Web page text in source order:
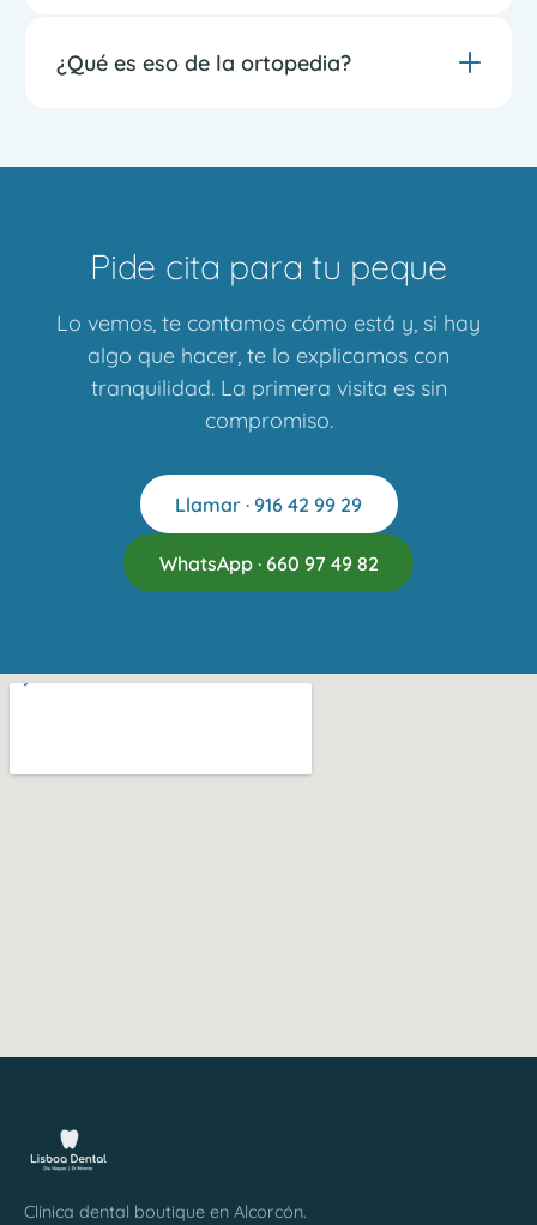
¿Qué es eso de la ortopedia?
Pide cita para tu peque
Lo vemos, te contamos cómo está y, si hay
algo que hacer, te lo explicamos con
tranquilidad. La primera visita es sin
compromiso.
Llamar · 916 42 99 29
WhatsApp · 660 97 49 82
Clínica dental boutique en Alcorcón.